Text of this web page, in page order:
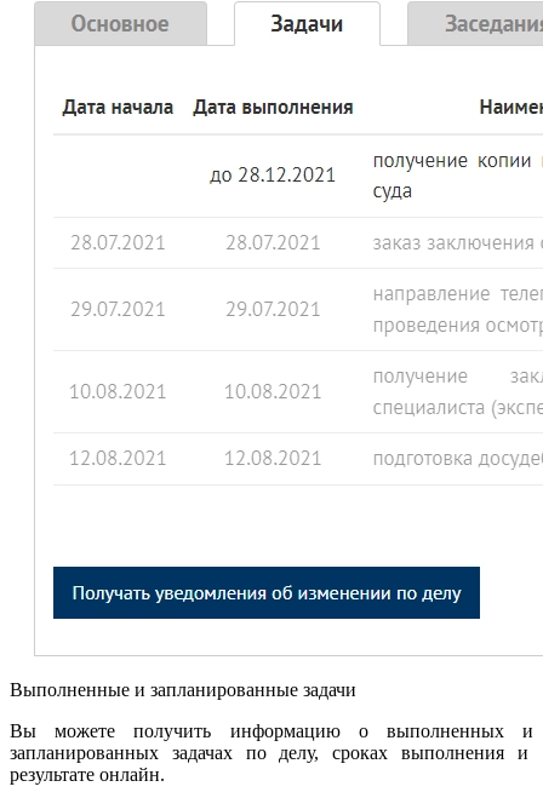
Выполненные и запланированные задачи
Вы можете получить информацию о выполненных и
запланированных задачах по делу, сроках выполнения и
результате онлайн.